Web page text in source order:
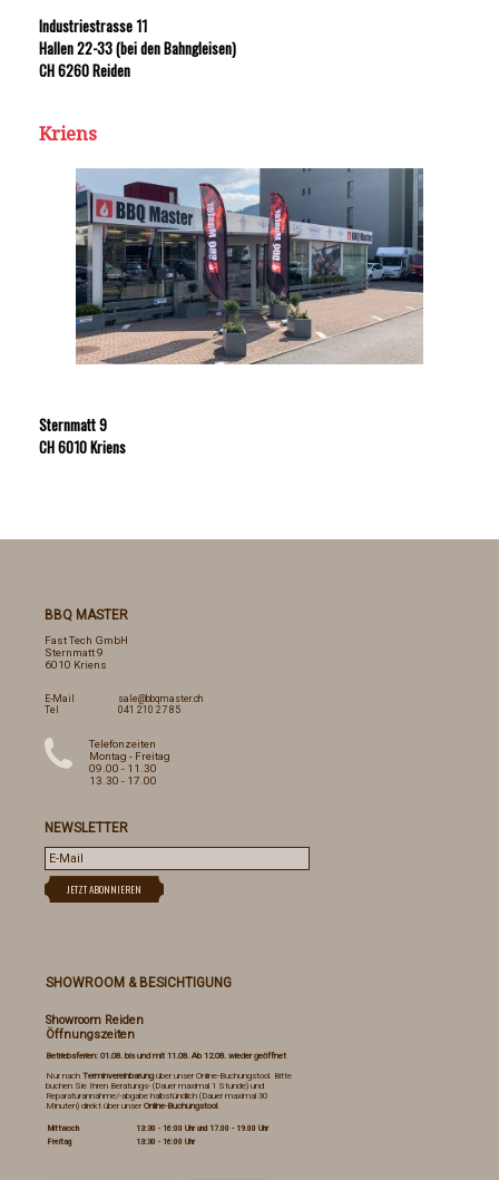
Industriestrasse 11
Hallen 22-33 (bei den Bahngleisen)
CH 6260 Reiden
Kriens
Sternmatt 9
CH 6010 Kriens
BBQ MASTER
Fast Tech GmbH
Sternmatt 9
6010 Kriens
E-Mail
sale@bbqmaster.ch
Tel
041 210 27 85
Telefonzeiten
Montag - Freitag
09.00 - 11.30
13.30 - 17.00
NEWSLETTER
SHOWROOM & BESICHTIGUNG
Showroom Reiden
Öffnungszeiten
Betriebsferien: 01.08. bis und mit 11.08. Ab 12.08. wieder geöffnet
Nur nach Terminvereinbarungüber unser Online-Buchungstool. Bitte
buchen Sie Ihren Beratungs- (Dauer maximal 1 Stunde) und
Reparaturannahme/-abgabe halbstündlich (Dauer maximal 30
Minuten) direkt über unser Online-Buchungstool.
Mittwoch
13:30 - 16:00 Uhr und 17.00 - 19.00 Uhr
Freitag
13:30 - 16:00 Uhr